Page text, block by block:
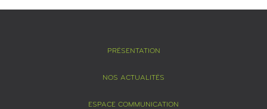
PRÉSENTATION
NOS ACTUALITÉS
ESPACE COMMUNICATION